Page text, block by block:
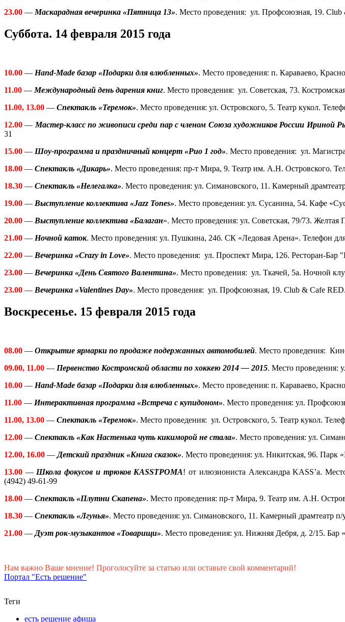
23.00 —Маскарадная вечеринка «Пятница 13». Место проведения: ул. Профсоюзная, 19. Club
Суббота. 14 февраля 2015 года
10.00 — Hand-Made базар «Подарки для влюбленных». Место проведения: п. Караваево,
11.00 — Международный день дарения книг. Место проведения: ул. Советская, 73.
11.00, 13.00 — Спектакль «Теремок». Место проведения: ул. Островского, 5. Театр кукол.
12.00 — Мастер-класс по живописи среди пар с членом Союза художников России Ириной
31
15.00 — Шоу-программа и праздничный концерт «Рио 1 год». Место проведения: ул.
18.00 — Спектакль «Дикарь». Место проведения: пр-т Мира, 9. Театр им. А.Н. Островского.
18.30 — Спектакль «Нелегалка». Место проведения: ул. Симановского, 11. Камерный
19.00 — Выступление коллектива «Jazz Tones». Место проведения: ул. Сусанина, 54. Кафе
20.00 — Выступление коллектива «Балаган». Место проведения: ул. Советская, 79/73. Желтая
21.00 — Ночной каток. Место проведения: ул. Пушкина, 24б. СК «Ледовая Арена». Телефон
22.00 — Вечеринка «Crazy in Love». Место проведения: ул. Проспект Мира, 126. Ресторан-Бар
23.00 — Вечеринка «День Святого Валентина». Место проведения: ул. Ткачей, 5а. Ночной
23.00 — Вечеринка «Valentines Day». Место проведения: ул. Профсоюзная, 19. Club & Cafe RED.
Воскресенье. 15 февраля 2015 года
08.00 — Открытие ярмарки по продаже подержанных автомобилей. Место проведения:
09.00, 11.00 — Первенство Костромской области по хоккею 2014 — 2015. Место проведения:
10.00 — Hand-Made базар «Подарки для влюбленных». Место проведения: п. Караваево,
11.00 — Интерактивная программа «Встреча с купидоном». Место проведения: ул.
11.00, 13.00 — Спектакль «Теремок». Место проведения: ул. Островского, 5. Театр кукол.
12.00 — Спектакль «Как Настенька чуть кикиморой не стала». Место проведения: ул.
12.00, 16.00 — Детский праздник «Книга сказок». Место проведения: ул. Никитская, 96. Парк
13.00 — Школа фокусов и трюков KASSТРОМА! от илюзиониста Александра KASS’a.
(4942) 49-61-99
18.00 — Спектакль «Плутни Скапена». Место проведения: пр-т Мира, 9. Театр им. А.Н.
18.30 — Спектакль «Лгунья». Место проведения: ул. Симановского, 11. Камерный драмтеатр
21.00 — Дуэт рок-музыкантов «Товарищи». Место проведения: ул. Нижняя Дебря, д. 2/15. Бар «
Нам важно Ваше мнение! Проголосуйте за статью или оставьте свой комментарий!
Портал "Есть решение"
Теги
есть решение афиша